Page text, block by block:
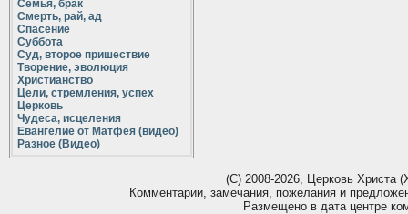
Семья, брак
Смерть, рай, ад
Спасение
Суббота
Суд, второе пришествие
Творение, эволюция
Христианство
Цели, стремления, успех
Церковь
Чудеса, исцеления
Евангелие от Матфея (видео)
Разное (Видео)
(С) 2008-2026, Церковь Христа
Комментарии, замечания, пожелания и
Размещено в дата центре